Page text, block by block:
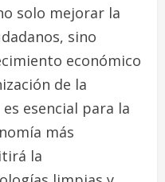
solo mejorar la
sino
económico
de la
esencial para la
más
la